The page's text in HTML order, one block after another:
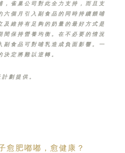
，雀巢公司對此全力支持，而且支
六個月引入副食品的同時持續餵哺
及維持有足夠的奶量的最好方式是
間保持營養均衡。在不必要的情況
副食品可對哺乳造成負面影響。一
決定將難以逆轉。
劃提供。
愈肥嘟嘟，愈健康？